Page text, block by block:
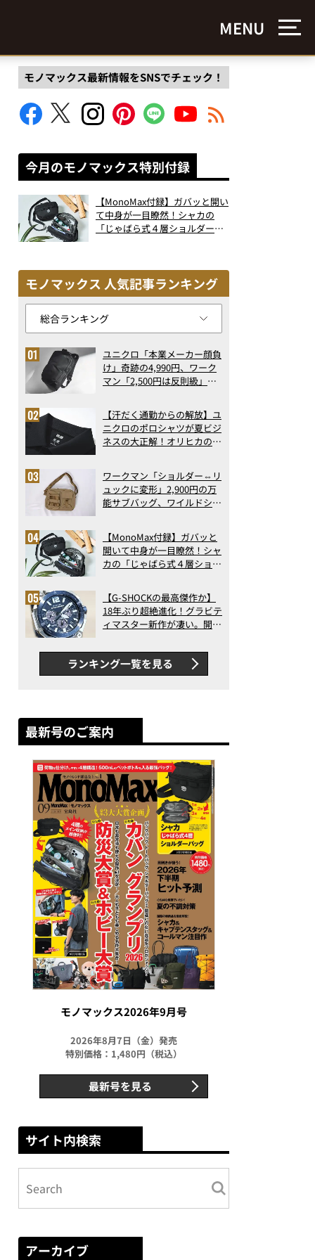
MENU
モノマックス最新情報をSNSでチェック！
今月のモノマックス特別付録
【MonoMax付録】ガバッと開い
て中身が一目瞭然！シャカの
「じゃばら式４層ショルダーバ
モノマックス 人気記事ランキング
ユニクロ「本業メーカー顔負
け」奇跡の4,990円、ワーク
マン「2,500円は反則級」凄
ト3】（2026年6月版）
【汗だく通勤からの解放】ユ
ニクロのポロシャツが夏ビジ
ネスの大正解！オリヒカの透
アの実力
ワークマン「ショルダー⇔リ
ュックに変形」2,900円の万
能サブバッグ、ワイルドシン
記事ランキングベスト3】
（2026年6月版）
【MonoMax付録】ガバッと
開いて中身が一目瞭然！シャ
カの「じゃばら式４層ショル
った！
【G-SHOCKの最高傑作か】
18年ぶり超絶進化！グラビテ
ィマスター新作が凄い。開発
新ムーブメントの衝撃
ランキング一覧を見る
最新号のご案内
モノマックス2026年9月号
2026年8月7日（金）発売
特別価格：1,480円（税込）
最新号を見る
サイト内検索
アーカイブ